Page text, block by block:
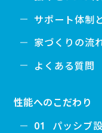
サポート体制
家づくりの流
よくある質問
性能へのこだわり
01 パッシブ